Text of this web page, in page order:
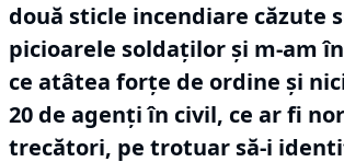
două sticle incendiare căzute
picioarele soldaţilor şi m-am
ce atâtea forţe de ordine şi
20 de agenţi în civil, ce ar fi
trecători, pe trotuar să-i